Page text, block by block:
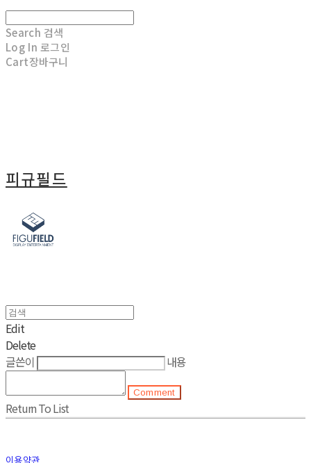
Search 검색
Log In 로그인
Cart장바구니
피규필드
Edit
Delete
글쓴이
내용
Comment
Return To List
이용약관